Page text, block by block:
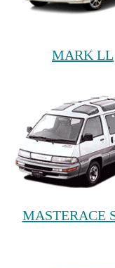
MARK LL
MASTERACE